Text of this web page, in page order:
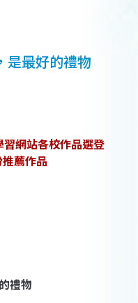
是最好的禮物
網站各校作品選登
薦作品
禮物